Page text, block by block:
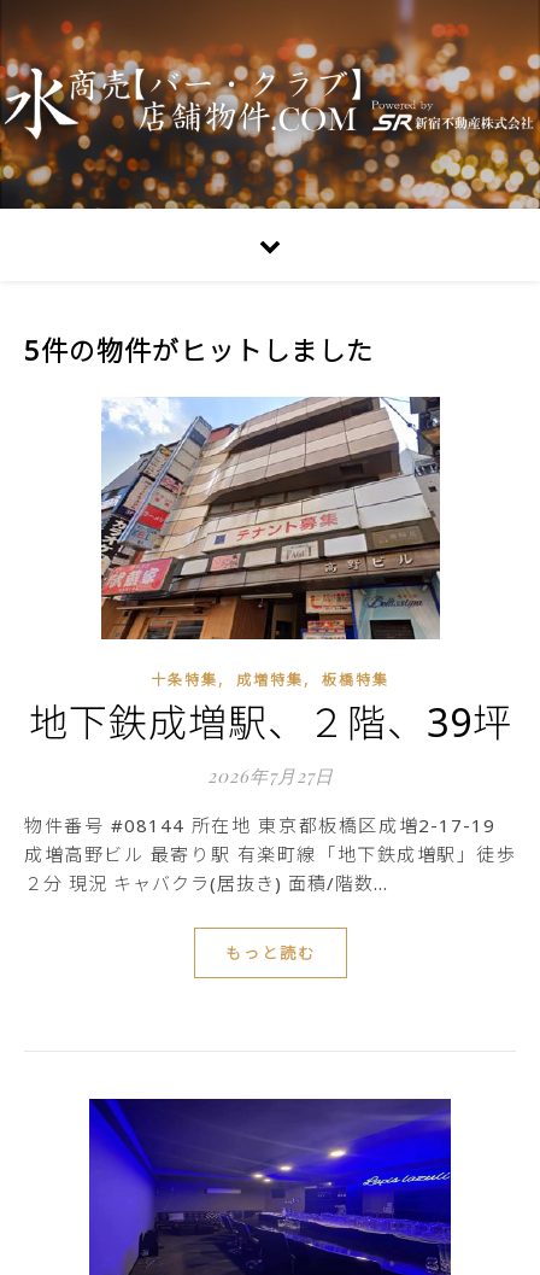
5件の物件がヒットしました
十条特集, 成増特集, 板橋特集
地下鉄成増駅、２階、39坪
2026年7月27日
物件番号 #08144 所在地 東京都板橋区成増2-17-19
成増高野ビル 最寄り駅 有楽町線「地下鉄成増駅」徒歩
２分 現況 キャバクラ(居抜き) 面積/階数…
もっと読む